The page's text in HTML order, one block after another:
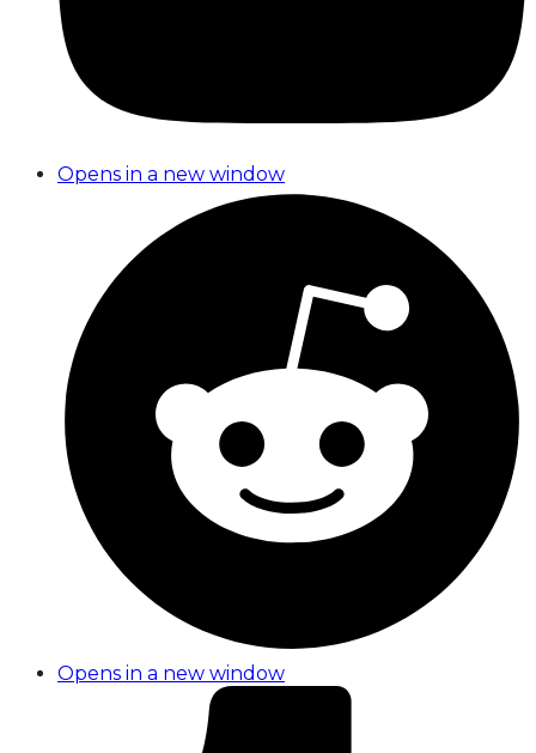
Opens in a new window
Opens in a new window